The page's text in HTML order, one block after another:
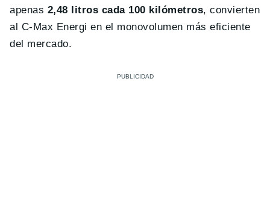
apenas 2,48 litros cada 100 kilómetros, convierten
al C-Max Energi en el monovolumen más eficiente
del mercado.